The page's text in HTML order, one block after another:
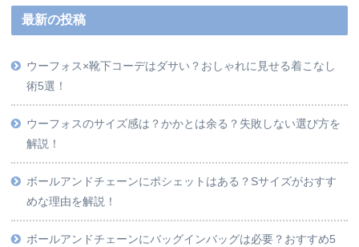
最新の投稿
ウーフォス×靴下コーデはダサい？おしゃれに見せる着こなし
術5選！
ウーフォスのサイズ感は？かかとは余る？失敗しない選び方を
解説！
ボールアンドチェーンにポシェットはある？Sサイズがおすす
めな理由を解説！
ボールアンドチェーンにバッグインバッグは必要？おすすめ5